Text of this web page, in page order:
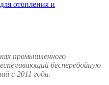
отопления и
промышленного
бесперебойную
с 2011 года.